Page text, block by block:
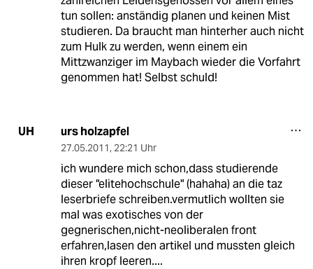
tun sollen: anständig planen und keinen Mist
studieren. Da braucht man hinterher auch nicht
zum Hulk zu werden, wenn einem ein
Mittzwanziger im Maybach wieder die Vorfahrt
genommen hat! Selbst schuld!
UH urs holzapfel
27.05.2011, 22:21 Uhr
ich wundere mich schon,dass studierende
dieser "elitehochschule" (hahaha) an die taz
leserbriefe schreiben.vermutlich wollten sie
mal was exotisches von der
gegnerischen,nicht-neoliberalen front
erfahren,lasen den artikel und mussten gleich
ihren kropf leeren....